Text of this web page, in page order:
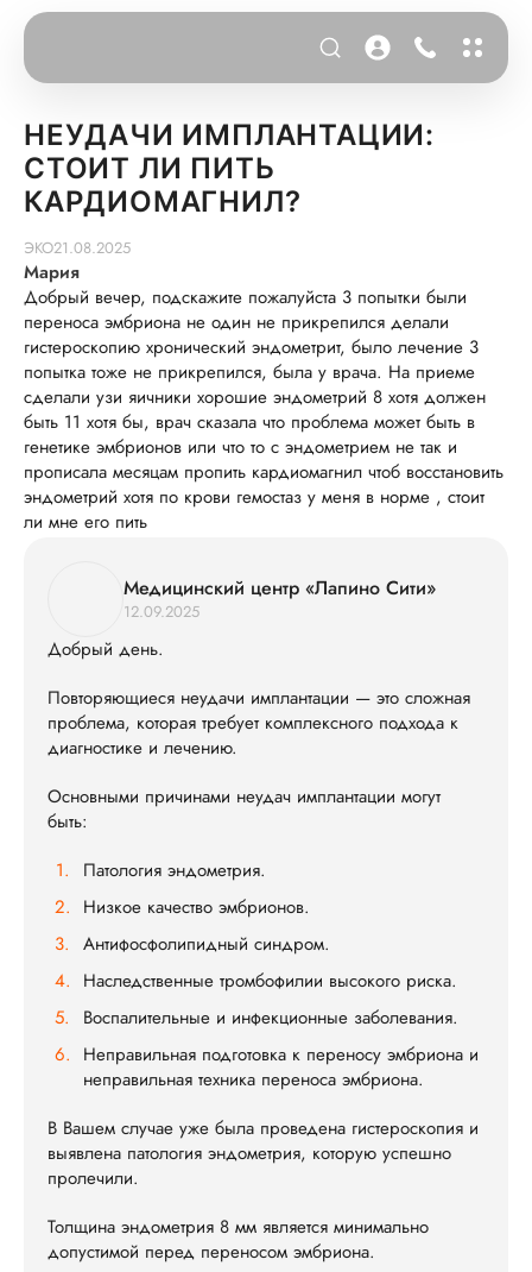
НЕУДАЧИ ИМПЛАНТАЦИИ:
СТОИТ ЛИ ПИТЬ
КАРДИОМАГНИЛ?
ЭКО21.08.2025
Мария
Добрый вечер, подскажите пожалуйста 3 попытки были
переноса эмбриона не один не прикрепился делали
гистероскопию хронический эндометрит, было лечение 3
попытка тоже не прикрепился, была у врача. На приеме
сделали узи яичники хорошие эндометрий 8 хотя должен
быть 11 хотя бы, врач сказала что проблема может быть в
генетике эмбрионов или что то с эндометрием не так и
прописала месяцам пропить кардиомагнил чтоб восстановить
эндометрий хотя по крови гемостаз у меня в норме , стоит
ли мне его пить
Медицинский центр «Лапино Сити»
12.09.2025
Добрый день.
Повторяющиеся неудачи имплантации — это сложная
проблема, которая требует комплексного подхода к
диагностике и лечению.
Основными причинами неудач имплантации могут
быть:
Патология эндометрия.
Низкое качество эмбрионов.
Антифосфолипидный синдром.
Наследственные тромбофилии высокого риска.
Воспалительные и инфекционные заболевания.
Неправильная подготовка к переносу эмбриона и
неправильная техника переноса эмбриона.
В Вашем случае уже была проведена гистероскопия и
выявлена патология эндометрия, которую успешно
пролечили.
Толщина эндометрия 8 мм является минимально
допустимой перед переносом эмбриона.